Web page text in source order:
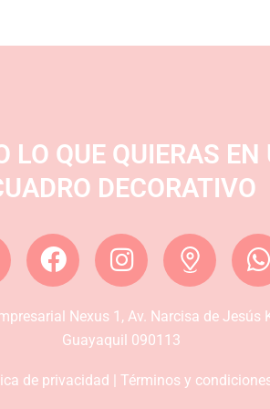
LO QUE QUIERAS EN
DECORATIVO
F
a
e
b
o
I
n
t
a
g
h
t
Nexus 1, Av. Narcisa de Jesús
Guayaquil 090113
de privacidad | Términos y